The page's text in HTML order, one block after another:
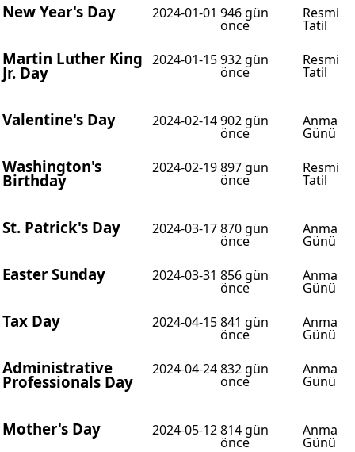
New Year's Day 2024-01-01 946 gün
önce
Resmi
Tatil
Martin Luther King
Jr. Day
2024-01-15932 gün
önce
Resmi
Tatil
Valentine's Day 2024-02-14902 gün
önce
Anma
Günü
Washington's
Birthday
2024-02-19897 gün
önce
Resmi
Tatil
St. Patrick's Day 2024-03-17870 gün
önce
Anma
Günü
Easter Sunday 2024-03-31 856 gün
önce
Anma
Günü
Tax Day 2024-04-15841 gün
önce
Anma
Günü
Administrative
Professionals Day
2024-04-24832 gün
önce
Anma
Günü
Mother's Day 2024-05-12814 gün
önce
Anma
Günü